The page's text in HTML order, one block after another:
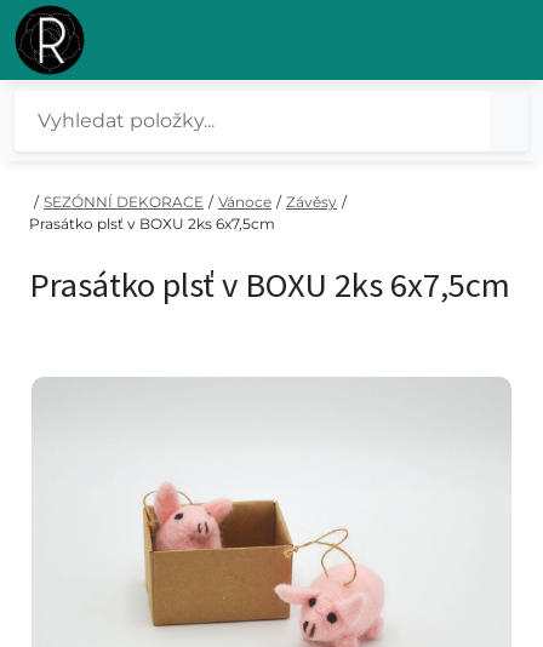
/ SEZÓNNÍ DEKORACE / Vánoce / Závěsy /
Prasátko plsť v BOXU 2ks 6x7,5cm
Prasátko plsť v BOXU 2ks 6x7,5cm